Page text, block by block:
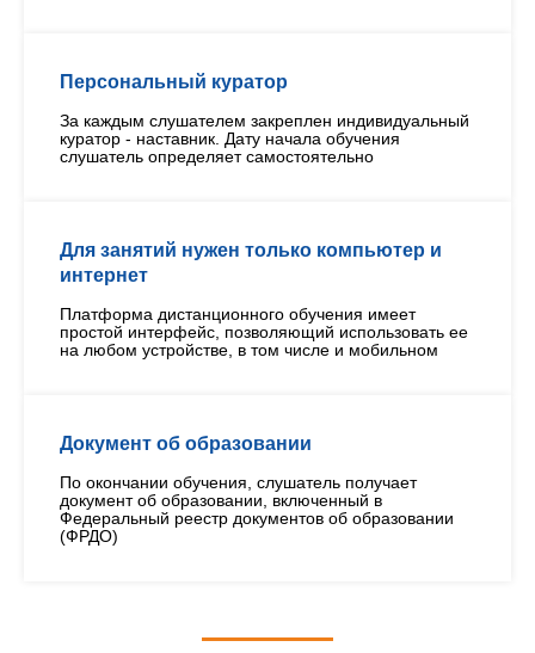
Персональный куратор
За каждым слушателем закреплен индивидуальный
куратор - наставник. Дату начала обучения
слушатель определяет самостоятельно
Для занятий нужен только компьютер и
интернет
Платформа дистанционного обучения имеет
простой интерфейс, позволяющий использовать ее
на любом устройстве, в том числе и мобильном
Документ об образовании
По окончании обучения, слушатель получает
документ об образовании, включенный в
Федеральный реестр документов об образовании
(ФРДО)